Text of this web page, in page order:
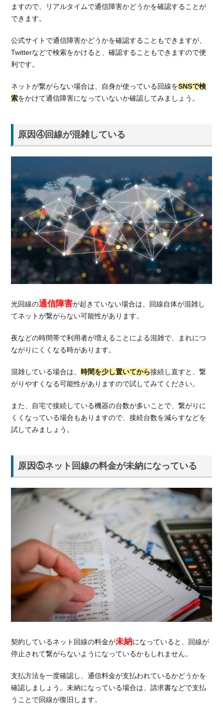
お
す
め
線
比
較
速度
で比
較
月額
料金
で比
較
4.3.
工事
比較
5.
括：
ネッ
線が
繋が
らな
は原
因の
を
ますので、リアルタイムで通信障害かどうかを確認することが
できます。
公式サイトで通信障害かどうかを確認することもできますが、
Twitterなどで検索をかけると、確認することもできますので便
利です。
ネットが繋がらない場合は、自身が使っている回線をSNSで検
索をかけて通信障害になっていないか確認してみましょう。
原因④回線が混雑している
光回線の通信障害が起きていない場合は、回線自体が混雑し
てネットが繋がらない可能性があります。
夜などの時間帯で利用者が増えることによる混雑で、まれにつ
ながりにくくなる時があります。
混雑している場合は、 時間を少し置いてから接続し直すと、繋
がりやすくなる可能性がありますので試してみてください。
また、自宅で接続している機器の台数が多いことで、繋がりに
くくなっている場合もありますので、接続台数を減らすなどを
試してみましょう。
原因⑤ネット回線の料金が未納になっている
契約しているネット回線の料金が未納になっていると、回線が
停止されて繋がらないようになっているかもしれません。
支払方法を一度確認し、通信料金が支払われているかどうかを
確認しましょう。未納になっている場合は、請求書などで支払
うことで回線が復旧します。